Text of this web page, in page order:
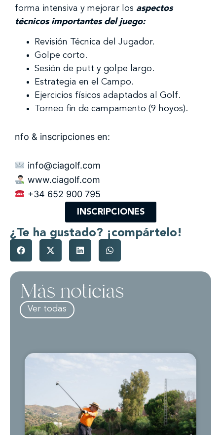
forma intensiva y mejorar los aspectos
técnicos importantes del juego:
Revisión Técnica del Jugador.
Golpe corto.
Sesión de putt y golpe largo.
Estrategia en el Campo.
Ejercicios físicos adaptados al Golf.
Torneo fin de campamento (9 hoyos).
nfo & inscripciones en:
info@ciagolf.com
www.ciagolf.com
+34 652 900 795
INSCRIPCIONES
¿Te ha gustado? ¡compártelo!
Más noticias
Ver todas